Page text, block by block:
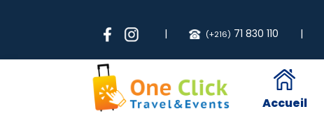
| (+216) 71 830 110 |
Accueil